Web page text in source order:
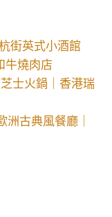
街英式小酒館
牛燒肉店
士火鍋｜香港瑞
古典風餐廳｜